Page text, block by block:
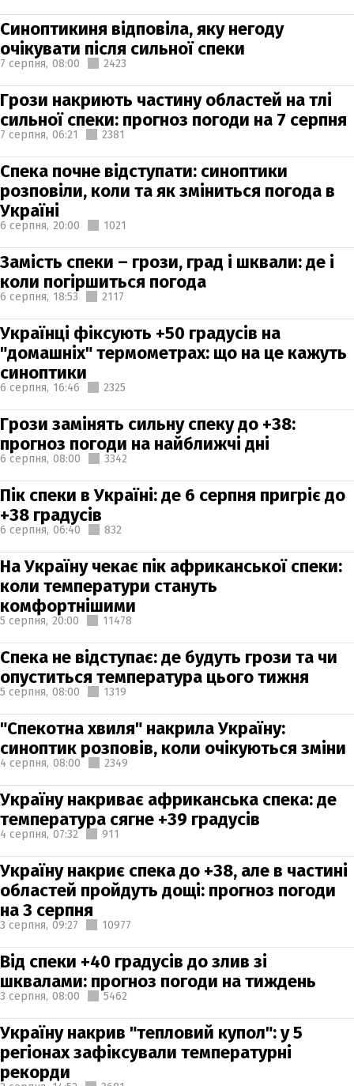
Синоптикиня відповіла, яку негоду
очікувати після сильної спеки
7 серпня, 08:00 2423
Грози накриють частину областей на тлі
сильної спеки: прогноз погоди на 7 серпня
7 серпня, 06:21 2381
Спека почне відступати: синоптики
розповіли, коли та як зміниться погода в
Україні
6 серпня, 20:00 1021
Замість спеки – грози, град і шквали: де і
коли погіршиться погода
6 серпня, 18:53 2117
Українці фіксують +50 градусів на
"домашніх" термометрах: що на це кажуть
синоптики
6 серпня, 16:46 2325
Грози замінять сильну спеку до +38:
прогноз погоди на найближчі дні
6 серпня, 08:00 3342
Пік спеки в Україні: де 6 серпня пригріє до
+38 градусів
6 серпня, 06:40 832
На Україну чекає пік африканської спеки:
коли температури стануть
комфортнішими
5 серпня, 20:00 11478
Спека не відступає: де будуть грози та чи
опуститься температура цього тижня
5 серпня, 08:00 1319
"Спекотна хвиля" накрила Україну:
синоптик розповів, коли очікуються зміни
4 серпня, 08:00 2349
Україну накриває африканська спека: де
температура сягне +39 градусів
4 серпня, 07:32 911
Україну накриє спека до +38, але в частині
областей пройдуть дощі: прогноз погоди
на 3 серпня
3 серпня, 09:27 10977
Від спеки +40 градусів до злив зі
шквалами: прогноз погоди на тиждень
3 серпня, 08:00 5462
Україну накрив "тепловий купол": у 5
регіонах зафіксували температурні
рекорди